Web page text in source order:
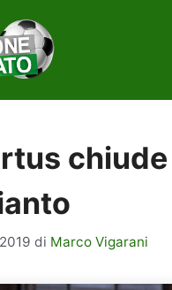
di Marco Vigarani